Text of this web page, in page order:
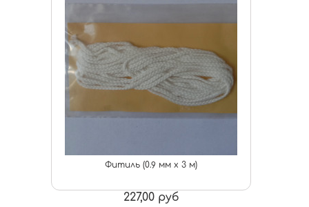
Фитиль (0.9 мм х 3 м)
227,00 руб